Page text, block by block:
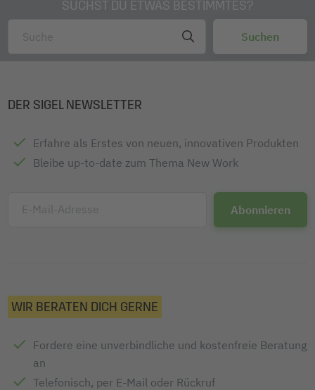
SUCHST DU ETWAS BESTIMMTES?
DER SIGEL NEWSLETTER
Erfahre als Erstes von neuen, innovativen Produkten
Bleibe up-to-date zum Thema New Work
E-Mail-Adresse
WIR BERATEN DICH GERNE
Fordere eine unverbindliche und kostenfreie Beratung
an
Telefonisch, per E-Mail oder Rückruf